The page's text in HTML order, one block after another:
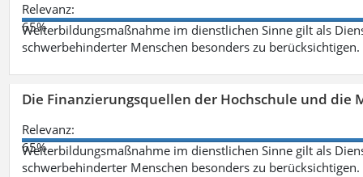
Relevanz:
65%
Weiterbildungsmaßnahme im dienstlichen Sinne gilt als
schwerbehinderter Menschen besonders zu berücksichtigen.
Die Finanzierungsquellen der Hochschule und die
Relevanz:
65%
Weiterbildungsmaßnahme im dienstlichen Sinne gilt als
schwerbehinderter Menschen besonders zu berücksichtigen.